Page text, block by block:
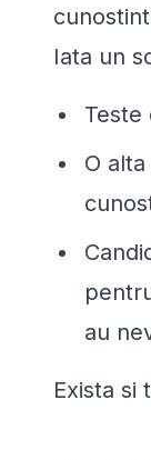
Iata un
Teste
O
au
Exista si